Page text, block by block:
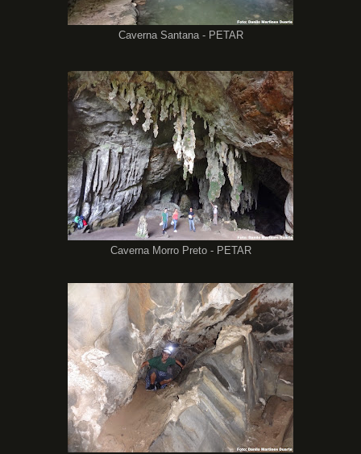
Caverna Santana - PETAR
Caverna Morro Preto - PETAR